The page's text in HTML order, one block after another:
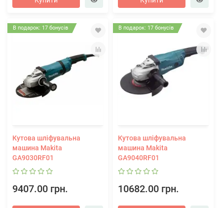
В подарок: 17 бонусів
Кутова шліфувальна
машина Makita
GA9030RF01
9407.00 грн.
В подарок: 17 бонусів
Кутова шліфувальна
машина Makita
GA9040RF01
10682.00 грн.